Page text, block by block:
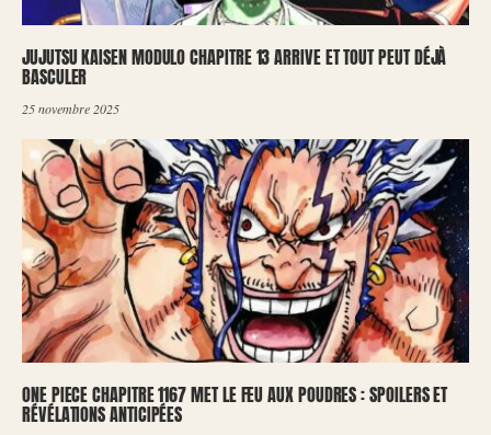
JUJUTSU KAISEN MODULO CHAPITRE 13 ARRIVE ET TOUT PEUT DÉJÀ
BASCULER
25 novembre 2025
ONE PIECE CHAPITRE 1167 MET LE FEU AUX POUDRES : SPOILERS ET
RÉVÉLATIONS ANTICIPÉES